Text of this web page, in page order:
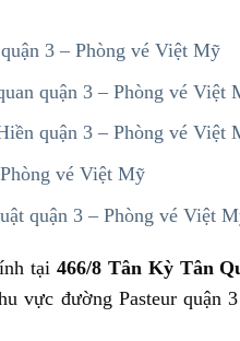
3 – Phòng vé Việt Mỹ
quận 3 – Phòng vé Việt
quận 3 – Phòng vé Việt
vé Việt Mỹ
quận 3 – Phòng vé Việt
tại 466/8 Tân Kỳ Tân
vực đường Pasteur